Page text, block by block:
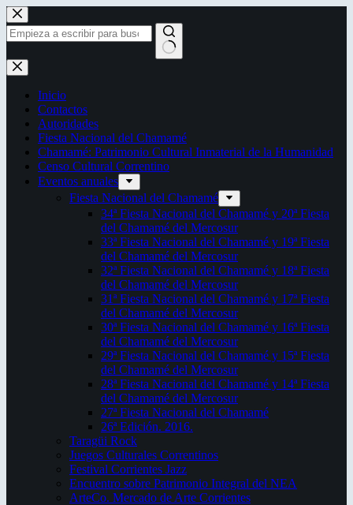
Saltar
al
contenido
Sin
resultados
Inicio
Contactos
Autoridades
Fiesta Nacional del Chamamé
Chamamé: Patrimonio Cultural Inmaterial de la Humanidad
Censo Cultural Correntino
Eventos anuales
Fiesta Nacional del Chamamé
34ª Fiesta Nacional del Chamamé y 20ª Fiesta
del Chamamé del Mercosur
33ª Fiesta Nacional del Chamamé y 19ª Fiesta
del Chamamé del Mercosur
32ª Fiesta Nacional del Chamamé y 18ª Fiesta
del Chamamé del Mercosur
31ª Fiesta Nacional del Chamamé y 17ª Fiesta
del Chamamé del Mercosur
30ª Fiesta Nacional del Chamamé y 16ª Fiesta
del Chamamé del Mercosur
29ª Fiesta Nacional del Chamamé y 15ª Fiesta
del Chamamé del Mercosur
28ª Fiesta Nacional del Chamamé y 14ª Fiesta
del Chamamé del Mercosur
27ª Fiesta Nacional del Chamamé
26ª Edición. 2016.
Taragüi Rock
Juegos Culturales Correntinos
Festival Corrientes Jazz
Encuentro sobre Patrimonio Integral del NEA
ArteCo. Mercado de Arte Corrientes